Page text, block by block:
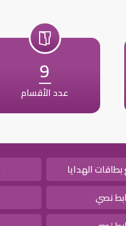
9
عدد الأقسام
بطاقات الهدايا
نصي